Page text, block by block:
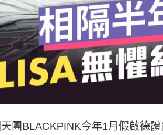
團BLACKPINK今年1月假啟德